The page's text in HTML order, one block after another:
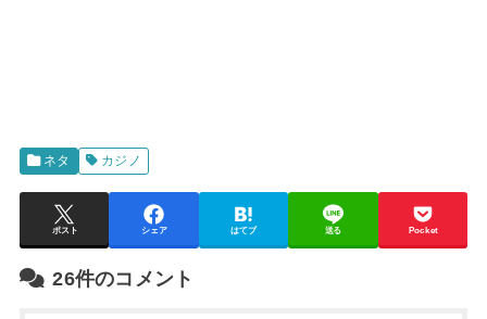
ネタ カジノ
ポスト シェア はてブ 送る Pocket
26件のコメント